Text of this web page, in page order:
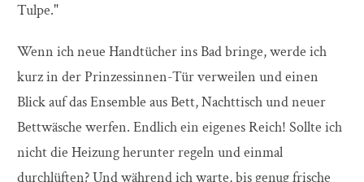
Tulpe."
Wenn ich neue Handtücher ins Bad bringe, werde ich
kurz in der Prinzessinnen-Tür verweilen und einen
Blick auf das Ensemble aus Bett, Nachttisch und neuer
Bettwäsche werfen. Endlich ein eigenes Reich! Sollte ich
nicht die Heizung herunter regeln und einmal
durchlüften? Und während ich warte, bis genug frische